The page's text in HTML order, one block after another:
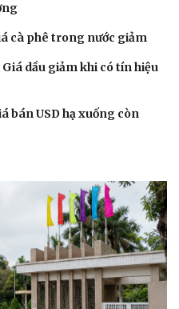
cà phê trong nước giảm
dầu giảm khi có tín hiệu
bán USD hạ xuống còn